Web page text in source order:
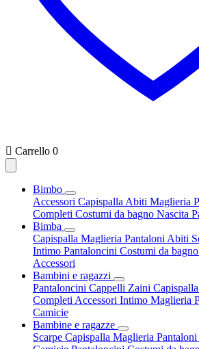
 Carrello 0
Bimbo
Accessori Capispalla Abiti Maglieria
Completi Costumi da bagno Nascita
Bimba
Capispalla Maglieria Pantaloni Abiti
Intimo Pantaloncini Costumi da bagno
Accessori
Bambini e ragazzi
Pantaloncini Cappelli Zaini Capispalla
Completi Accessori Intimo Maglieria
Camicie
Bambine e ragazze
Scarpe Capispalla Maglieria Pantaloni